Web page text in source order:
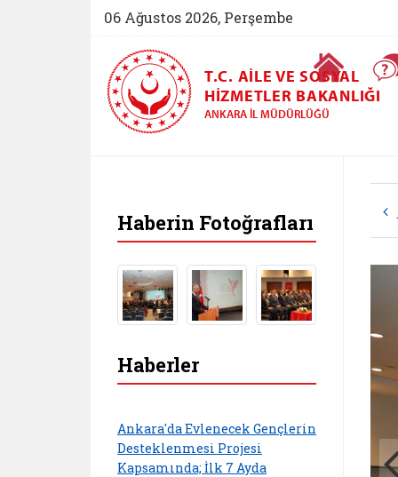
06 Ağustos 2026, Perşembe
Ana Sayfa
T.C. AILE VE SOSYAL
HIZMETLER BAKANLIĞI
ANKARA İL MÜDÜRLÜĞÜ
Haberin Fotoğrafları
Haberler
Ankara'da Evlenecek Gençlerin
Desteklenmesi Projesi
Kapsamında; İlk 7 Ayda